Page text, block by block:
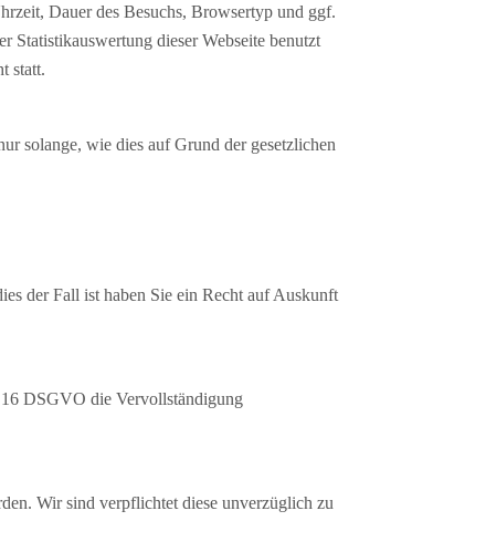
Dauer des Besuchs, Browsertyp und ggf.
Statistikauswertung dieser Webseite benutzt
statt.
solange, wie dies auf Grund der gesetzlichen
der Fall ist haben Sie ein Recht auf Auskunft
16 DSGVO die Vervollständigung
Wir sind verpflichtet diese unverzüglich zu